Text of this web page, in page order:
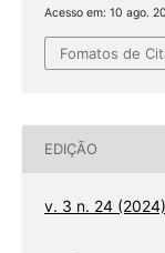
Acesso em: 10 ago.
Fomatos de
EDIÇÃO
v. 3 n. 24